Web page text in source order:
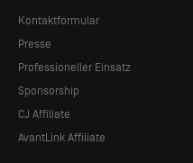
Kontaktformular
Presse
Professioneller Einsatz
Sponsorship
CJ Affiliate
AvantLink Affiliate